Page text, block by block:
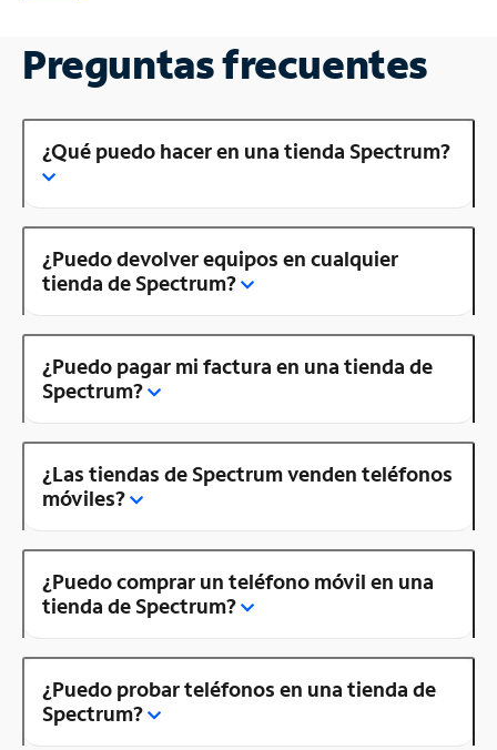
Preguntas frecuentes
¿Qué puedo hacer en una tienda Spectrum?
¿Puedo devolver equipos en cualquier
tienda de Spectrum?
¿Puedo pagar mi factura en una tienda de
Spectrum?
¿Las tiendas de Spectrum venden teléfonos
móviles?
¿Puedo comprar un teléfono móvil en una
tienda de Spectrum?
¿Puedo probar teléfonos en una tienda de
Spectrum?